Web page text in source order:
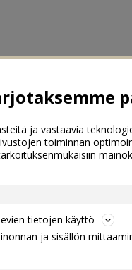
ja vastaavia
toiminnan
tietojen käyttö
ja sisällön